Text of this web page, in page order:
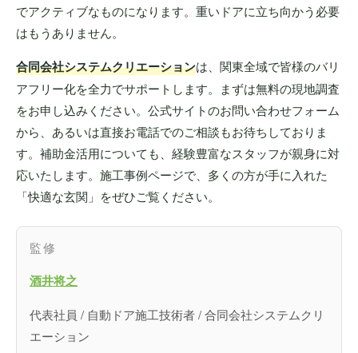
でアクティブなものになります。重いドアに立ち向かう必要
はもうありません。
合同会社システムクリエーションは、関東全域で皆様のバリ
アフリー化を全力でサポートします。まずは無料の現地調査
をお申し込みください。公式サイトのお問い合わせフォーム
から、あるいは直接お電話でのご相談もお待ちしておりま
す。補助金活用についても、経験豊富なスタッフが親身に対
応いたします。施工事例ページで、多くの方が手に入れた
「快適な玄関」をぜひご覧ください。
監修
酒井将之
代表社員 / 自動ドア施工技術者 / 合同会社システムクリ
エーション